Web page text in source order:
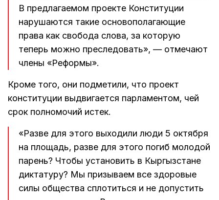
В предлагаемом проекте Конституции
нарушаются такие основополагающие
права как свобода слова, за которую
теперь можно преследовать», — отмечают
члены «Реформы».
Кроме того, они подметили, что проект
конституции выдвигается парламентом, чей
срок полномочий истек.
«Разве для этого выходили люди 5 октября
на площадь, разве для этого погиб молодой
парень? Чтобы установить в Кыргызстане
диктатуру? Мы призываем все здоровые
силы общества сплотиться и не допустить